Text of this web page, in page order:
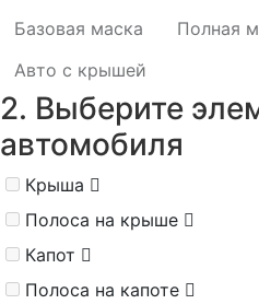
Базовая маска Полная
Авто с крышей
2. Выберите
автомобиля
Крыша
Полоса на крыше
Капот
Полоса на капоте